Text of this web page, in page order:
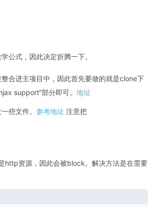
公式，因此决定折腾一下。
合进主项目中，因此首先要做的就是clone下
support”部分即可。 地址
些文件。 参考地址 注意把
http资源，因此会被block。解决方法是在需要